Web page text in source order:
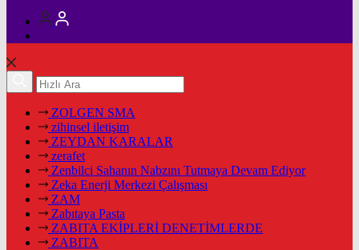
ZOLGEN SMA
zihinsel iletişim
ZEYDAN KARALAR
zerafet
Zenbilci Sahanın Nabzını Tutmaya Devam Ediyor
Zeka Enerji Merkezi Çalışması
ZAM
Zabıtaya Pasta
ZABITA EKİPLERİ DENETİMLERDE
ZABITA